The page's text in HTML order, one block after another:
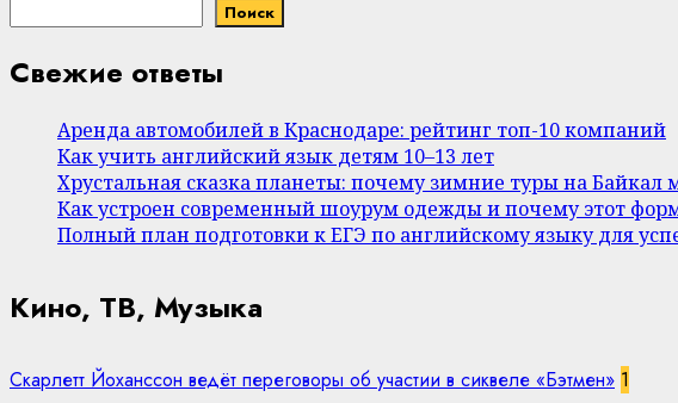
Поиск
Свежие ответы
Аренда автомобилей в Краснодаре: рейтинг топ-10 компаний
Как учить английский язык детям 10–13 лет
Хрустальная сказка планеты: почему зимние туры на Байкал
Как устроен современный шоурум одежды и почему этот
Полный план подготовки к ЕГЭ по английскому языку для
Кино, ТВ, Музыка
Скарлетт Йоханссон ведёт переговоры об участии в сиквеле «Бэтмен» 1